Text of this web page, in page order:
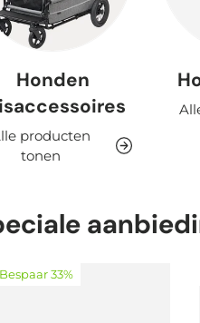
Honden
producten
tonen
Bespaar 33%